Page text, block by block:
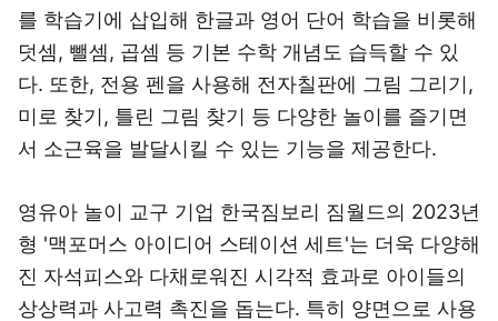
를 학습기에 삽입해 한글과 영어 단어 학습을 비롯해
덧셈, 뺄셈, 곱셈 등 기본 수학 개념도 습득할 수 있
다. 또한, 전용 펜을 사용해 전자칠판에 그림 그리기,
미로 찾기, 틀린 그림 찾기 등 다양한 놀이를 즐기면
서 소근육을 발달시킬 수 있는 기능을 제공한다.
영유아 놀이 교구 기업 한국짐보리 짐월드의 2023년
형 '맥포머스 아이디어 스테이션 세트'는 더욱 다양해
진 자석피스와 다채로워진 시각적 효과로 아이들의
상상력과 사고력 촉진을 돕는다. 특히 양면으로 사용